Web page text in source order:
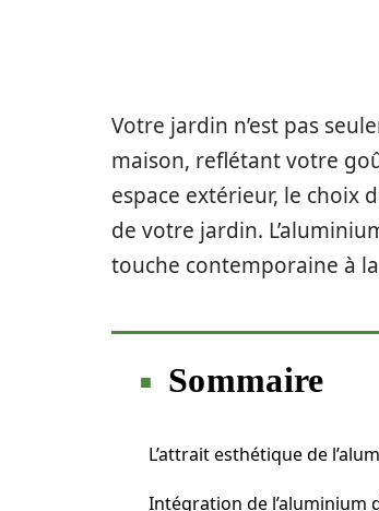
Votre jardin n’est pas
maison, reflétant votre
espace extérieur, le choix
de votre jardin.
touche contemporaine à
Sommaire
L’attrait esthétique de
Intégration de l’aluminium